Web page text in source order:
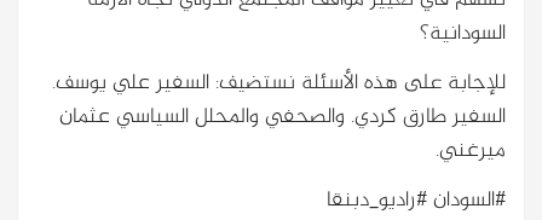
السودانية؟
للإجابة على هذه الأسئلة نستضيف: السفير علي يوسف.
السفير طارق كردي. والصحفي والمحلل السياسي عثمان
ميرغني.
#السودان #راديو_دبنقا